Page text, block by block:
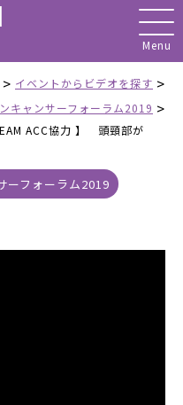
> イベントからビデオを探す >
キャンサーフォーラム2019 >
ACC協力 】 頭頸部が
ーフォーラム2019